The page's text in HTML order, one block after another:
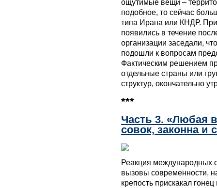
ощутимые вещи –
подобное, то сейчас
типа Ирана или КНДР.
появились в течение
организации заседали,
подошли к вопросам
Фактическим решением
отдельные страны или
структур, окончательно
***
Часть 3. «Любая
совок, законна и
Реакция международных
вызовы современности,
крепость прискакал